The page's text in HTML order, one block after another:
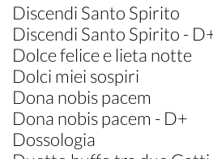
Discendi Santo Spirito
Discendi Santo Spirito -
Dolce felice e lieta notte
Dolci miei sospiri
Dona nobis pacem
Dona nobis pacem - D+
Dossologia